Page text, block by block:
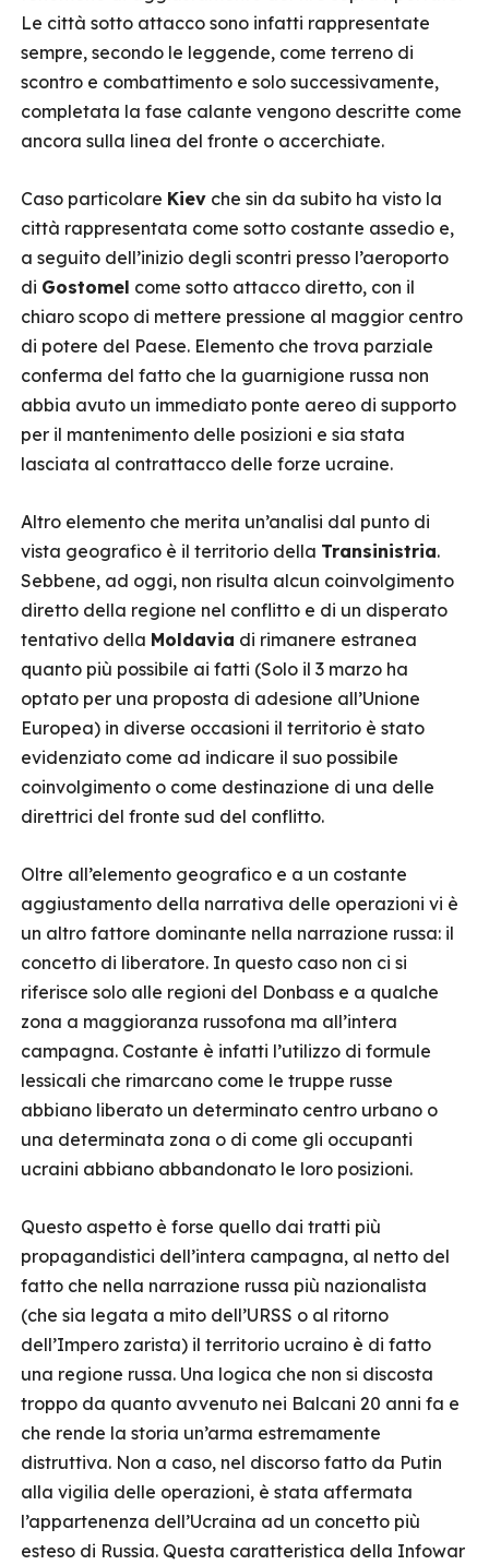
Le città sotto attacco sono infatti rappresentate
sempre, secondo le leggende, come terreno di
scontro e combattimento e solo successivamente,
completata la fase calante vengono descritte come
ancora sulla linea del fronte o accerchiate.
Caso particolare Kiev che sin da subito ha visto la
città rappresentata come sotto costante assedio e,
a seguito dell’inizio degli scontri presso l’aeroporto
di Gostomel come sotto attacco diretto, con il
chiaro scopo di mettere pressione al maggior centro
di potere del Paese. Elemento che trova parziale
conferma del fatto che la guarnigione russa non
abbia avuto un immediato ponte aereo di supporto
per il mantenimento delle posizioni e sia stata
lasciata al contrattacco delle forze ucraine.
Altro elemento che merita un’analisi dal punto di
vista geografico è il territorio della Transinistria.
Sebbene, ad oggi, non risulta alcun coinvolgimento
diretto della regione nel conflitto e di un disperato
tentativo della Moldavia di rimanere estranea
quanto più possibile ai fatti (Solo il 3 marzo ha
optato per una proposta di adesione all’Unione
Europea) in diverse occasioni il territorio è stato
evidenziato come ad indicare il suo possibile
coinvolgimento o come destinazione di una delle
direttrici del fronte sud del conflitto.
Oltre all’elemento geografico e a un costante
aggiustamento della narrativa delle operazioni vi è
un altro fattore dominante nella narrazione russa: il
concetto di liberatore. In questo caso non ci si
riferisce solo alle regioni del Donbass e a qualche
zona a maggioranza russofona ma all’intera
campagna. Costante è infatti l’utilizzo di formule
lessicali che rimarcano come le truppe russe
abbiano liberato un determinato centro urbano o
una determinata zona o di come gli occupanti
ucraini abbiano abbandonato le loro posizioni.
Questo aspetto è forse quello dai tratti più
propagandistici dell’intera campagna, al netto del
fatto che nella narrazione russa più nazionalista
(che sia legata a mito dell’URSS o al ritorno
dell’Impero zarista) il territorio ucraino è di fatto
una regione russa. Una logica che non si discosta
troppo da quanto avvenuto nei Balcani 20 anni fa e
che rende la storia un’arma estremamente
distruttiva. Non a caso, nel discorso fatto da Putin
alla vigilia delle operazioni, è stata affermata
l’appartenenza dell’Ucraina ad un concetto più
esteso di Russia. Questa caratteristica della Infowar